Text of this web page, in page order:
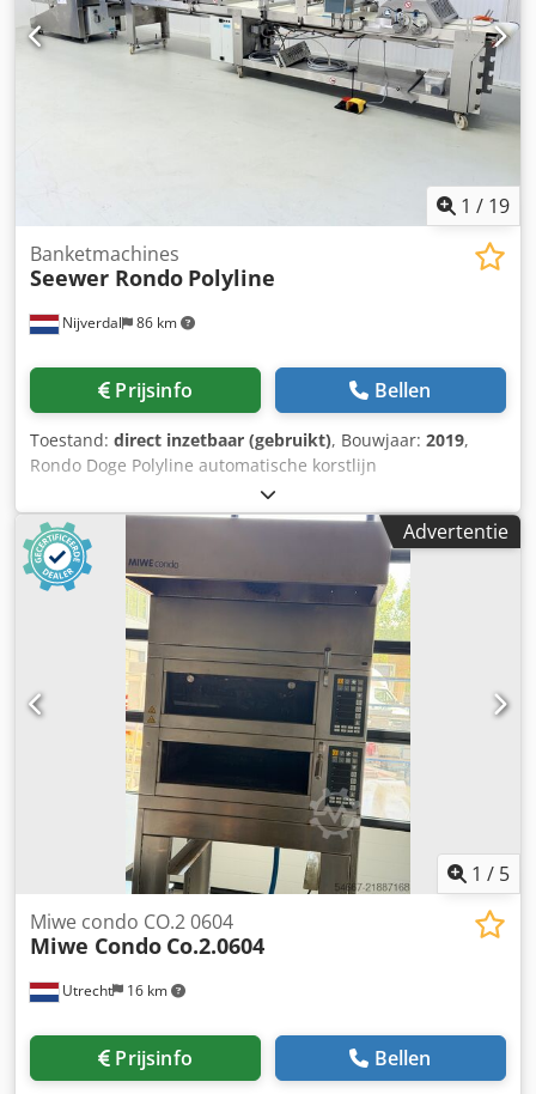
1 / 19
Nijverdal 86 km
Banketmachines
Seewer Rondo Polyline
Prijsinfo Bellen
Toestand: direct inzetbaar (gebruikt), Bouwjaar: 2019,
Rondo Doge Polyline automatische korstlijn
Dcsdjzgcgwepfx Aipok bouwjaar 2019 totale lengte 830cm
bandbreedte 64 cm microprocessorbesturingssysteem
touchpaneel 99 programma geheugen bandsnelheid 0,5 –
8 m / min snijwalsenunit voetbediening meelstrooier
bevochtigings unit guillotine compacte afzetinstallatie
bouwjaar 2022
Advertentie
1 / 5
Utrecht 16 km
Miwe condo CO.2 0604
Miwe Condo Co.2.0604
Prijsinfo Bellen